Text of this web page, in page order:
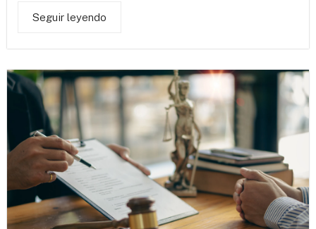
Seguir leyendo